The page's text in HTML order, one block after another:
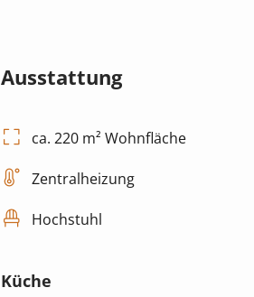
Ausstattung
ca. 220 m² Wohnfläche
Zentralheizung
Hochstuhl
Küche